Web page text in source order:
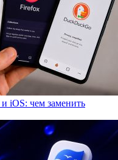
iOS: чем заменить